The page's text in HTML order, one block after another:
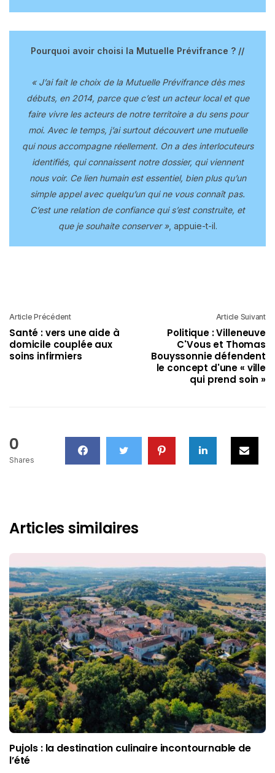
Pourquoi avoir choisi la Mutuelle Prévifrance ? //
« J’ai fait le choix de la Mutuelle Prévifrance dès mes
débuts, en 2014, parce que c’est un acteur local et que
faire vivre les acteurs de notre territoire a du sens pour
moi. Avec le temps, j’ai surtout découvert une mutuelle
qui nous accompagne réellement. On a des interlocuteurs
identifiés, qui connaissent notre dossier, qui viennent
nous voir. Ce lien humain est essentiel, bien plus qu’un
simple appel avec quelqu’un qui ne vous connaît pas.
C’est une relation de confiance qui s’est construite, et
que je souhaite conserver », appuie-t-il.
Article Précédent
Santé : vers une aide à
domicile couplée aux
soins infirmiers
Article Suivant
Politique : Villeneuve
C'Vous et Thomas
Bouyssonnie défendent
le concept d'une « ville
qui prend soin »
0
Shares
Articles similaires
Pujols : la destination culinaire incontournable de
l’été